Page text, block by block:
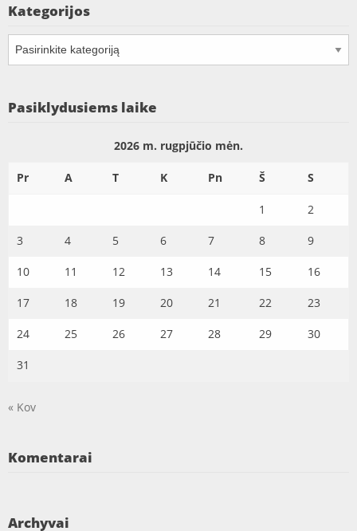
Kategorijos
Pasiklydusiems laike
2026 m. rugpjūčio mėn.
Pr A T K Pn Š S
1 2
3 4 5 6 7 8 9
10 11 12 13 14 15 16
17 18 19 20 21 22 23
24 25 26 27 28 29 30
31
« Kov
Komentarai
Archyvai